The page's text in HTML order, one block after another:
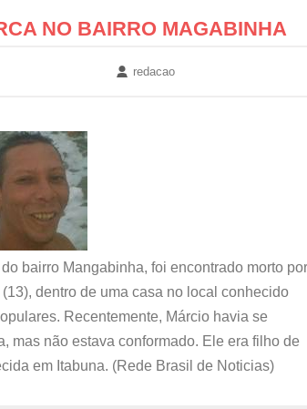
NO BAIRRO MAGABINHA
redacao
bairro Mangabinha, foi encontrado morto por
dentro de uma casa no local conhecido
Recentemente, Márcio havia se
mas não estava conformado. Ele era filho de
em Itabuna. (Rede Brasil de Noticias)